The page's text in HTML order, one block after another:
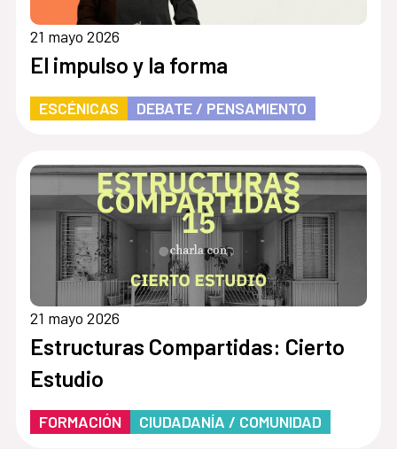
21 mayo 2026
El impulso y la forma
ESCÉNICAS DEBATE / PENSAMIENTO
21 mayo 2026
Estructuras Compartidas: Cierto
Estudio
FORMACIÓN CIUDADANÍA / COMUNIDAD